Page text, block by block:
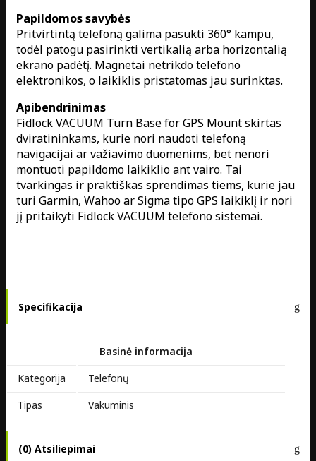
Papildomos savybės
Pritvirtintą telefoną galima pasukti 360° kampu,
todėl patogu pasirinkti vertikalią arba horizontalią
ekrano padėtį. Magnetai netrikdo telefono
elektronikos, o laikiklis pristatomas jau surinktas.
Apibendrinimas
Fidlock VACUUM Turn Base for GPS Mount skirtas
dviratininkams, kurie nori naudoti telefoną
navigacijai ar važiavimo duomenims, bet nenori
montuoti papildomo laikiklio ant vairo. Tai
tvarkingas ir praktiškas sprendimas tiems, kurie jau
turi Garmin, Wahoo ar Sigma tipo GPS laikiklį ir nori
jį pritaikyti Fidlock VACUUM telefono sistemai.
Specifikacija
Basinė informacija
Kategorija
Telefonų
Tipas
Vakuminis
(0) Atsiliepimai